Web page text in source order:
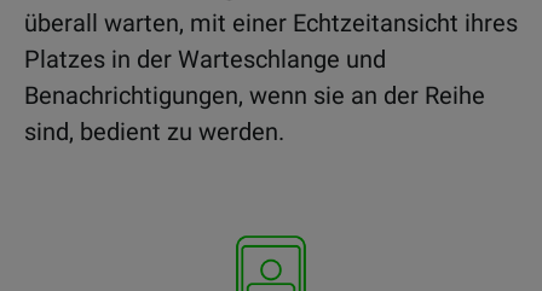
überall warten, mit einer Echtzeitansicht ihres
Platzes in der Warteschlange und
Benachrichtigungen, wenn sie an der Reihe
sind, bedient zu werden.